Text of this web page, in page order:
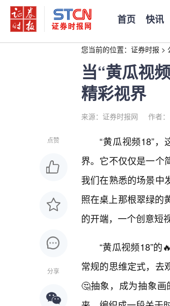
首页 快讯
您当前的位置： 证券时报 >
当“黄瓜视
精彩视界
来源：证券时报网 作者
点赞
分享
“黄瓜视频18”
界。它不仅仅是一个
我们在熟悉的场景中
照在桌上那根翠绿的
的开端，一个创意短
“黄瓜视频18”的
常规的思维定式，去
🤔抽象，成为抽象